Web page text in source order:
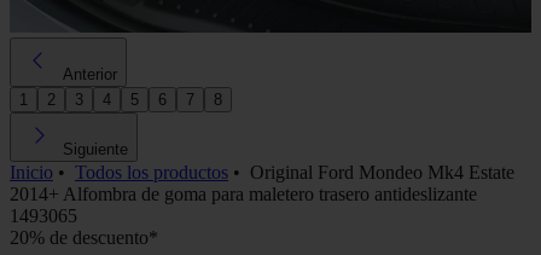
Anterior
1
2 3 4 5 6 7 8
Siguiente
Inicio • Todos los productos • Original Ford Mondeo Mk4 Estate
2014+ Alfombra de goma para maletero trasero antideslizante
1493065
20% de descuento*